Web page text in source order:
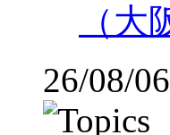
（大
26/08/06